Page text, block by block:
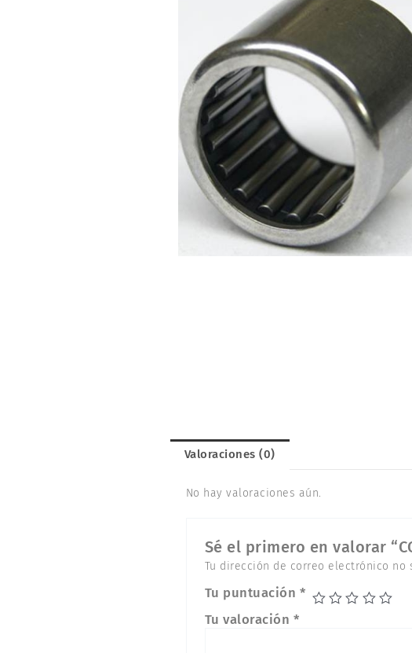
Valoraciones (0)
No hay valoraciones aún.
Sé el primero en valorar
Tu dirección de correo electrónico no
Tu puntuación *
Tu valoración *